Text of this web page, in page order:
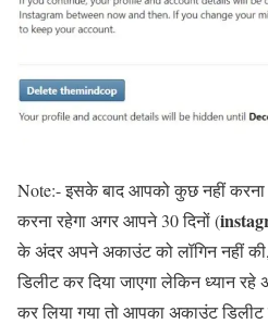
Note:- इसके बाद आपको कुछ नहीं करना
करना रहेगा अगर आपने 30 दिनों (
के अंदर अपने अकाउंट को लॉगिन नहीं
डिलीट कर दिया जाएगा लेकिन ध्यान
कर लिया गया तो आपका अकाउंट डिलीट